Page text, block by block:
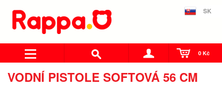
SK
0 Kč
VODNÍ PISTOLE SOFTOVÁ 56 CM